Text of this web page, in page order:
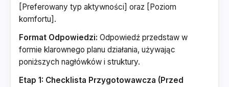
[Preferowany typ aktywności] oraz [Poziom
komfortu].
Format Odpowiedzi: Odpowiedź przedstaw w
formie klarownego planu działania, używając
poniższych nagłówków i struktury.
Etap 1: Checklista Przygotowawcza (Przed